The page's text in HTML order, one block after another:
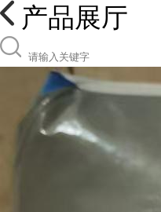
产品展厅